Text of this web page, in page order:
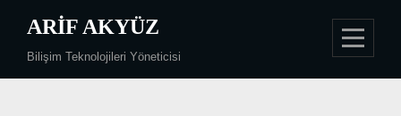
content
ARIF AKYÜZ
Bilişim Teknolojileri Yöneticisi